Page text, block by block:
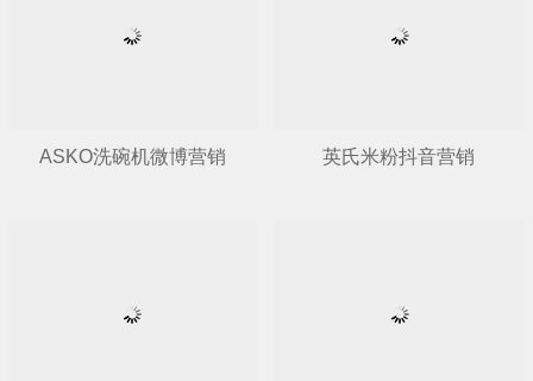
ASKO洗碗机微博营销 英氏米粉抖音营销